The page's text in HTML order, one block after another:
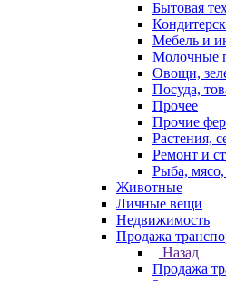
Бытовая
Мебель и
Молочные
Овощи,
Посуда,
Прочее
Прочие
Растения,
Ремонт и
Рыба,
Животные
Личные вещи
Недвижимость
Продажа
Назад
Продажа